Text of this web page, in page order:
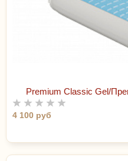
Premium Classic Gel/
4 100 руб